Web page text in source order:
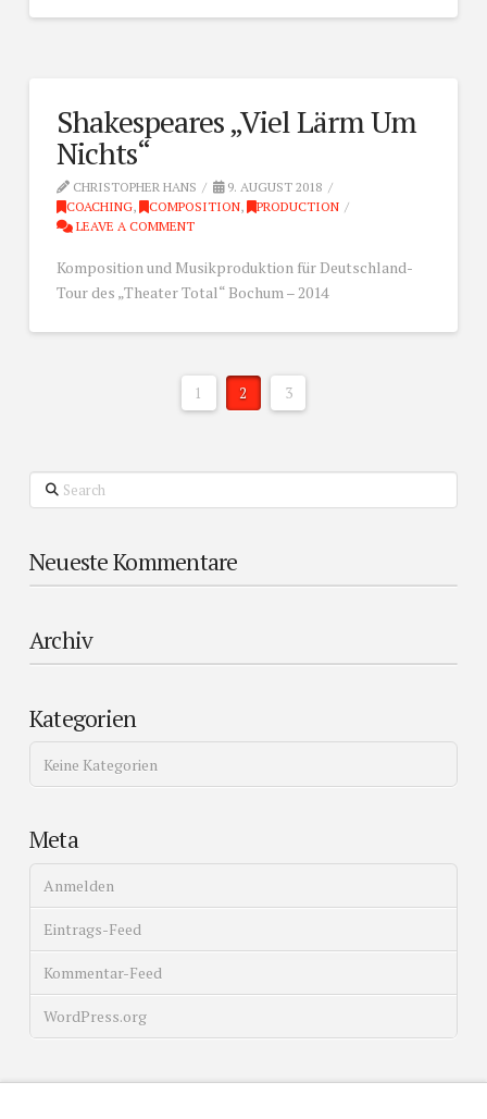
Shakespeares „Viel Lärm Um
Nichts“
CHRISTOPHER HANS
9. AUGUST 2018
COACHING, COMPOSITION,
PRODUCTION
LEAVE A COMMENT
Komposition und Musikproduktion für Deutschland-
Tour des „Theater Total“ Bochum – 2014
1 2 3
Search
Neueste Kommentare
Archiv
Kategorien
Keine Kategorien
Meta
Anmelden
Eintrags-Feed
Kommentar-Feed
WordPress.org